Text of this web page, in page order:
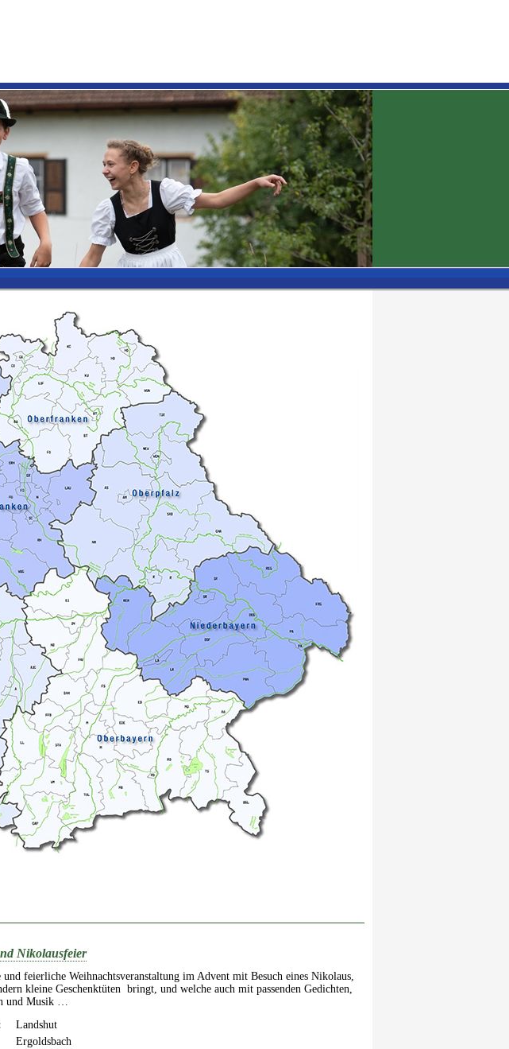
Nikolausfeier
und feierliche Weihnachtsveranstaltung im Advent mit Besuch eines Nikolaus,
kleine Geschenktüten bringt, und welche auch mit passenden Gedichten,
und Musik …
Landshut
Ergoldsbach